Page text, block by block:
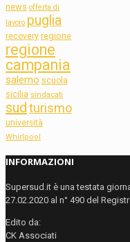
news offerta di
lavoro puglia
recovery regione
regione
campania
salerno scuola
sicilia sindacati
sudturismo
università
Whirlpool
INFORMAZIONI
Supersud.it è una testata
27.02.2020 al n° 490 del
Edito da:
CK Associati